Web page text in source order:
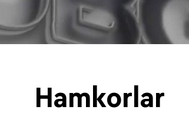
Hamkorlar